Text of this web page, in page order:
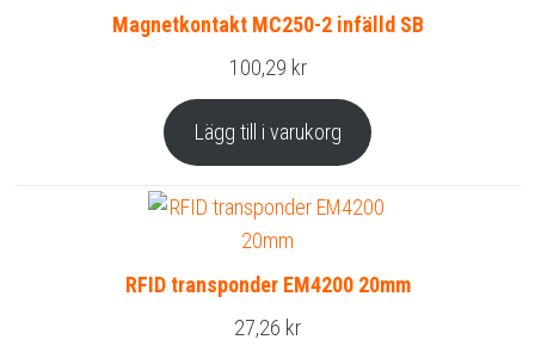
Magnetkontakt MC250-2 infälld SB
100,29 kr
Lägg till i varukorg
RFID transponder EM4200 20mm
27,26 kr